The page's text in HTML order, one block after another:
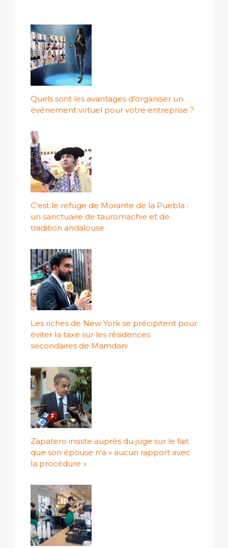
Quels sont les avantages d’organiser un
événement virtuel pour votre entreprise ?
C'est le refuge de Morante de la Puebla :
un sanctuaire de tauromachie et de
tradition andalouse
Les riches de New York se précipitent pour
éviter la taxe sur les résidences
secondaires de Mamdani
Zapatero insiste auprès du juge sur le fait
que son épouse n'a « aucun rapport avec
la procédure »